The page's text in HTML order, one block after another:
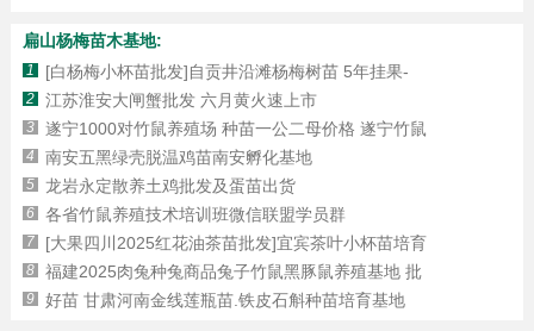
扁山杨梅苗木基地:
1 [白杨梅小杯苗批发]自贡井沿滩杨梅树苗 5年挂果-
2 江苏淮安大闸蟹批发 六月黄火速上市
3 遂宁1000对竹鼠养殖场 种苗一公二母价格 遂宁竹鼠
4 南安五黑绿壳脱温鸡苗南安孵化基地
5 龙岩永定散养土鸡批发及蛋苗出货
6 各省竹鼠养殖技术培训班微信联盟学员群
7 [大果四川2025红花油茶苗批发]宜宾茶叶小杯苗培育
8 福建2025肉兔种兔商品兔子竹鼠黑豚鼠养殖基地 批
9 好苗 甘肃河南金线莲瓶苗.铁皮石斛种苗培育基地